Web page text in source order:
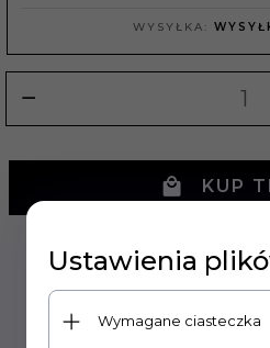
WYSYŁKA:
KUP
Ustawienia
Wymagane ciasteczka